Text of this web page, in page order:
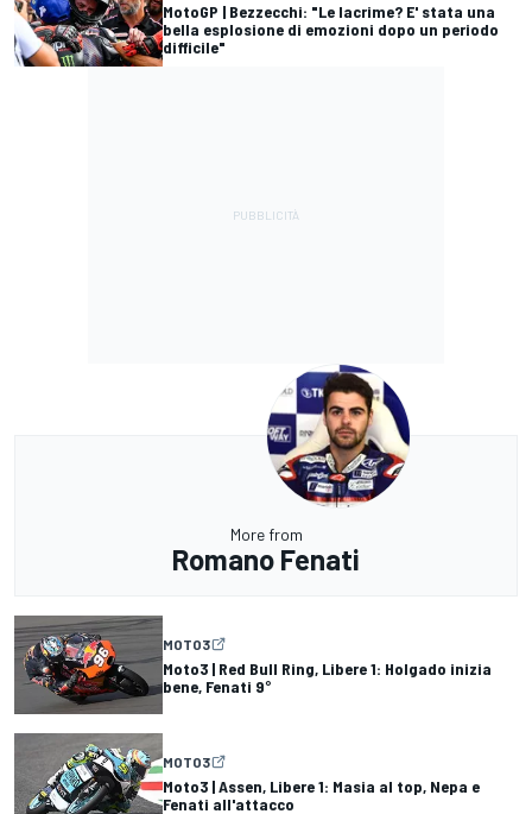
MotoGP | Bezzecchi: "Le lacrime? E' stata una
bella esplosione di emozioni dopo un periodo
difficile"
More from
Romano Fenati
MOTO3
Moto3 | Red Bull Ring, Libere 1: Holgado inizia
bene, Fenati 9°
MOTO3
Moto3 | Assen, Libere 1: Masia al top, Nepa e
Fenati all'attacco